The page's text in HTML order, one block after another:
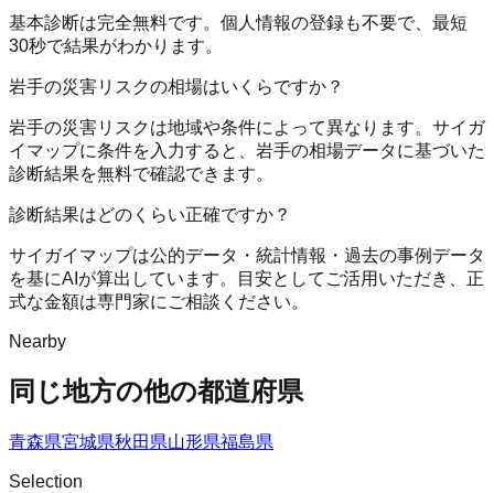
基本診断は完全無料です。個人情報の登録も不要で、最短
30秒で結果がわかります。
岩手の災害リスクの相場はいくらですか？
岩手の災害リスクは地域や条件によって異なります。サイガ
イマップに条件を入力すると、岩手の相場データに基づいた
診断結果を無料で確認できます。
診断結果はどのくらい正確ですか？
サイガイマップは公的データ・統計情報・過去の事例データ
を基にAIが算出しています。目安としてご活用いただき、正
式な金額は専門家にご相談ください。
Nearby
同じ地方の他の都道府県
青森県宮城県秋田県山形県福島県
Selection